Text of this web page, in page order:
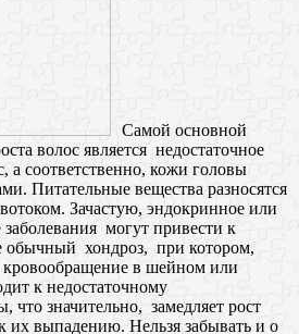
Самой основной
волос является недостаточное
а соответственно, кожи головы
Питательные вещества разносятся
Зачастую, эндокринное или
заболевания могут привести к
обычный хондроз, при котором,
кровообращение в шейном или
к недостаточному
что значительно, замедляет рост
их выпадению. Нельзя забывать и о